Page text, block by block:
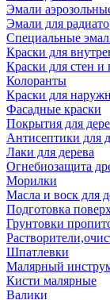
Эмали
Эмали для
Специальные
Краски для
Краски для стен и
Колоранты
Краски для
Фасадные краски
Покрытия для
Антисептики для
Лаки для дерева
Огнебиозащита
Морилки
Масла и воск для
Подготовка
Грунтовки
Шпатлевки
Малярный
Кисти малярные
Валики